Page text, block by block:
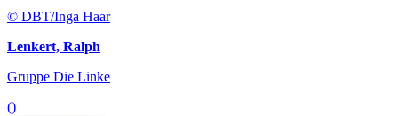
© DBT/Inga Haar
Lenkert, Ralph
Gruppe Die Linke
()